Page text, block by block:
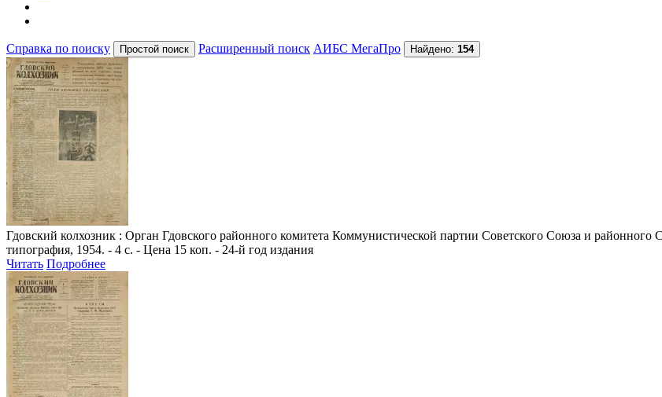
Справка по поиску Расширенный поиск АИБС МегаПро Найдено: 154
Гдовский колхозник : Орган Гдовского районного комитета Коммунистической партии Советского Союза и районного
типография, 1954. - 4 с. - Цена 15 коп. - 24-й год издания
Читать Подробнее